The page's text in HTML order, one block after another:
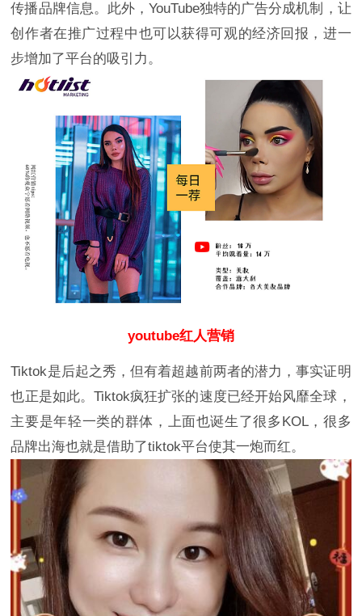
传播品牌信息。此外，YouTube独特的广告分成机制，让
创作者在推广过程中也可以获得可观的经济回报，进一
步增加了平台的吸引力。
youtube红人营销
Tiktok是后起之秀，但有着超越前两者的潜力，事实证明
也正是如此。Tiktok疯狂扩张的速度已经开始风靡全球，
主要是年轻一类的群体，上面也诞生了很多KOL，很多
品牌出海也就是借助了tiktok平台使其一炮而红。